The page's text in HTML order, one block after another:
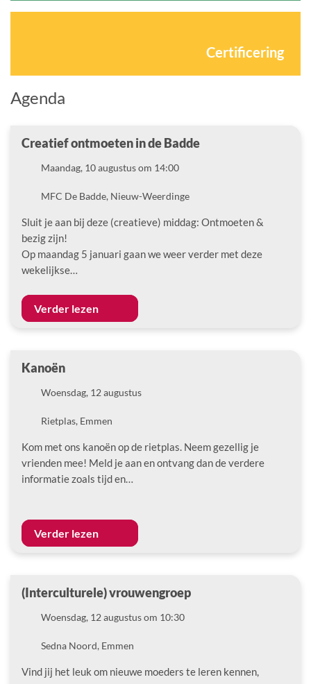
Certificering
Agenda
Creatief ontmoeten in de Badde
DatumMaandag, 10 augustus om 14:00
LocatieMFC De Badde, Nieuw-Weerdinge
Sluit je aan bij deze (creatieve) middag: Ontmoeten &
bezig zijn!
Op maandag 5 januari gaan we weer verder met deze
wekelijkse…
Verder lezen
Kanoën
DatumWoensdag, 12 augustus
LocatieRietplas, Emmen
Kom met ons kanoën op de rietplas. Neem gezellig je
vrienden mee! Meld je aan en ontvang dan de verdere
informatie zoals tijd en…
Verder lezen
(Interculturele) vrouwengroep
DatumWoensdag, 12 augustus om 10:30
LocatieSedna Noord, Emmen
Vind jij het leuk om nieuwe moeders te leren kennen,